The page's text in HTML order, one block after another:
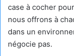
case à cocher
nous offrons à
dans un
négocie pas.